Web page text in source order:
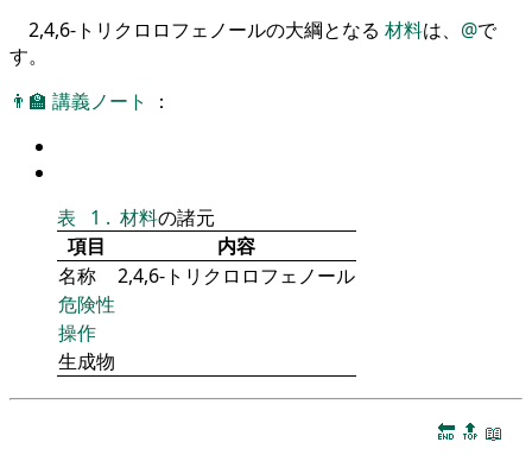
2,4,6-トリクロロフェノールの大綱となる 材料は、 @で
す。
👨‍🏫 講義ノート ：
表 1 . 材料の諸元
項目
内容
名称
2,4,6-トリクロロフェノール
危険性
操作
生成物
🔚 🔝 📖